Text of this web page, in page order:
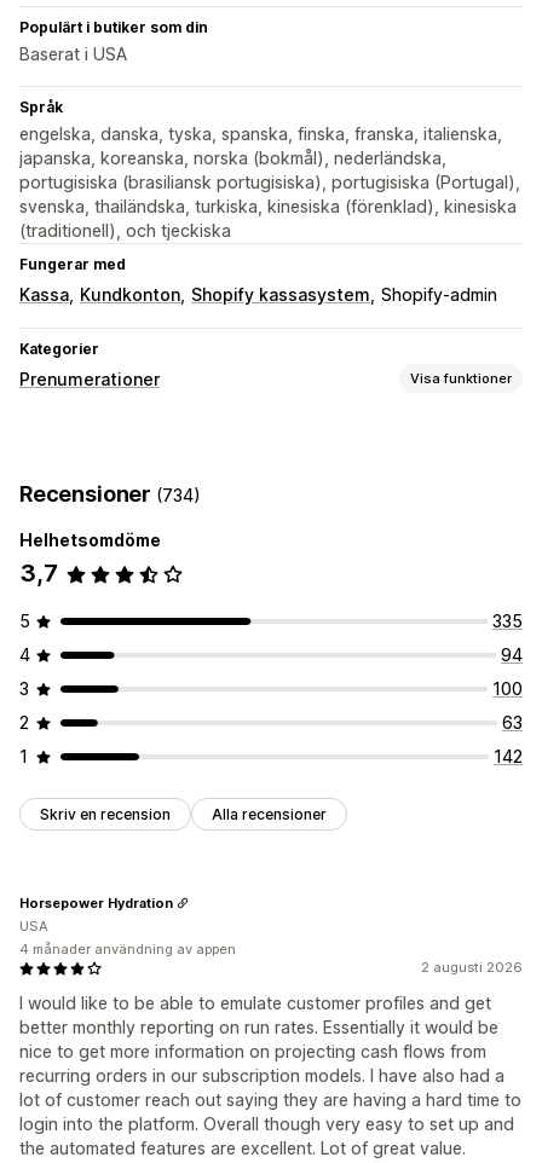
Populärt i butiker som din
Baserat i USA
Språk
engelska, danska, tyska, spanska, finska, franska, italienska,
japanska, koreanska, norska (bokmål), nederländska,
portugisiska (brasiliansk portugisiska), portugisiska (Portugal),
svenska, thailändska, turkiska, kinesiska (förenklad), kinesiska
(traditionell), och tjeckiska
Fungerar med
Kassa Kundkonton Shopify kassasystem Shopify-admin
Kategorier
Prenumerationer Visa funktioner
Prenumerera och spara
Recensioner (734)
Helhetsomdöme
3,7
5
335
4
94
3
100
2
63
1
142
Skriv en recension Alla recensioner
2 augusti 2026
I would like to be able to emulate customer profiles and get
better monthly reporting on run rates. Essentially it would be
nice to get more information on projecting cash flows from
recurring orders in our subscription models. I have also had a
lot of customer reach out saying they are having a hard time to
login into the platform. Overall though very easy to set up and
the automated features are excellent. Lot of great value.
Horsepower Hydration
USA
4 månader användning av appen